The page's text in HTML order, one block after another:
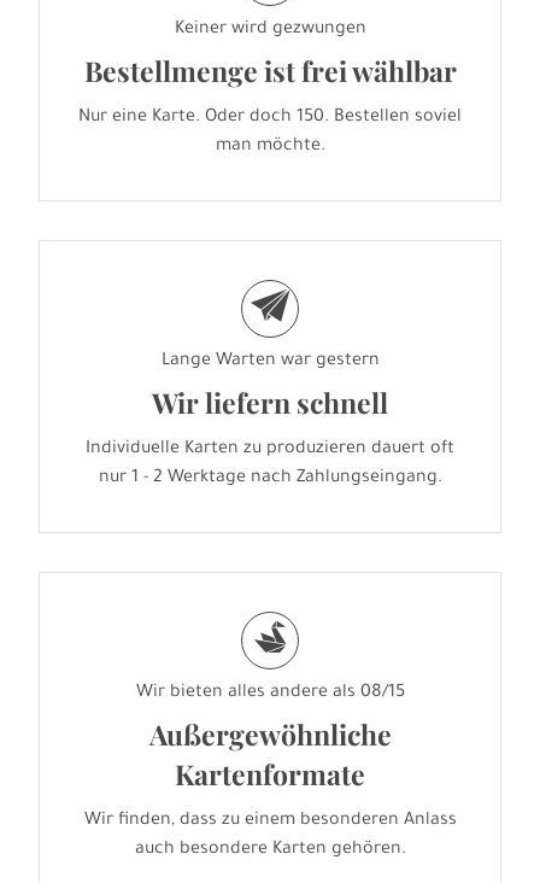
Keiner wird gezwungen
Bestellmenge ist frei wählbar
Nur eine Karte. Oder doch 150. Bestellen soviel
man möchte.
e
Lange Warten war gestern
Wir liefern schnell
Individuelle Karten zu produzieren dauert oft
nur 1 - 2 Werktage nach Zahlungseingang.
s
Wir bieten alles andere als 08/15
Außergewöhnliche
Kartenformate
Wir finden, dass zu einem besonderen Anlass
auch besondere Karten gehören.